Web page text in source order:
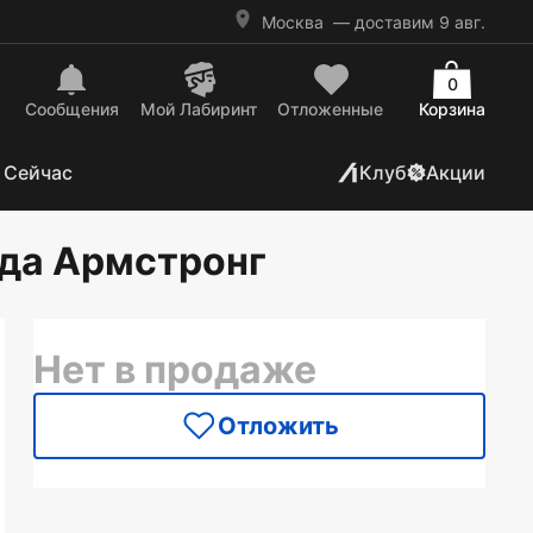
Москва — доставим 9 авг.
Сообщения Mой Лабиринт Отложенные Корзина
0
Клуб Акции
Армстронг
Нет в продаже
Отложить